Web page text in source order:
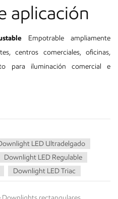
aplicación
Empotrable ampliamente
centros comerciales, oficinas,
para iluminación comercial e
LED Ultradelgado
Downlight LED Regulable
Downlight LED Triac